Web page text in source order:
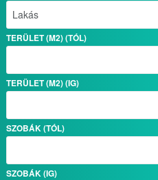
TERÜLET (M2) (TÓL)
TERÜLET (M2) (IG)
SZOBÁK (TÓL)
SZOBÁK (IG)